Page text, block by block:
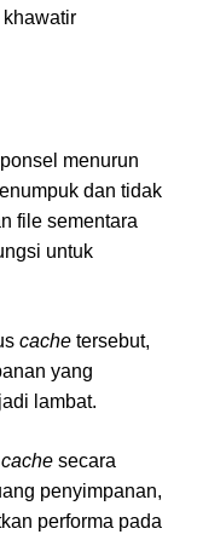
menurun
dan tidak
file sementara
untuk
cache tersebut,
yang
lambat.
cache secara
penyimpanan,
performa pada